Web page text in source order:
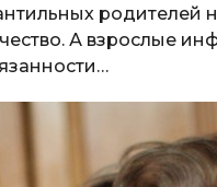
родителей
А взрослые